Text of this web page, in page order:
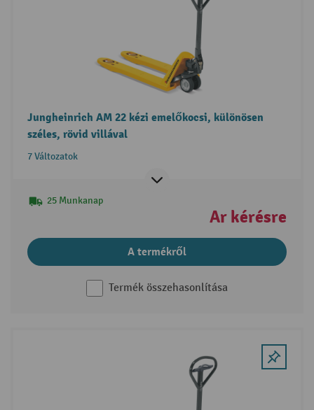
Jungheinrich AM 22 kézi emelőkocsi, különösen
széles, rövid villával
7 Változatok
25 Munkanap
Ár kérésre
A termékről
Termék összehasonlítása